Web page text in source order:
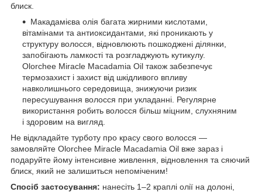
блиск.
Макадамієва олія багата жирними кислотами,
вітамінами та антиоксидантами, які проникають у
структуру волосся, відновлюють пошкоджені ділянки,
запобігають ламкості та розгладжують кутикулу.
Olorchee Miracle Macadamia Oil також забезпечує
термозахист і захист від шкідливого впливу
навколишнього середовища, знижуючи ризик
пересушування волосся при укладанні. Регулярне
використання робить волосся більш міцним, слухняним
і здоровим на вигляд.
Не відкладайте турботу про красу свого волосся —
замовляйте Olorchee Miracle Macadamia Oil вже зараз і
подаруйте йому інтенсивне живлення, відновлення та сяючий
блиск, який не залишиться непоміченим!
Спосіб застосування: нанесіть 1–2 краплі олії на долоні,